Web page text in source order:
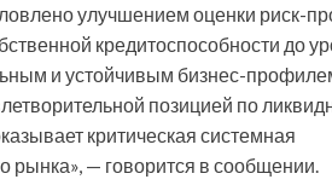
улучшением оценки риск-
кредитоспособности до
и устойчивым бизнес-
позицией по
критическая системная
рынка», — говорится в сообщении.